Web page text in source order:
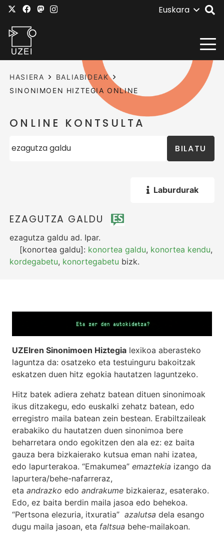
Euskara
HASIERA
BALIABIDEAK
SINONIMOEN HIZTEGIA ONLINE
ONLINE KONTSULTA
BILATU
Laburdurak
EZAGUTZA GALDU
ezagutza galdu ad. Ipar.
[konortea galdu]: konortea galdu, konortea kendu,
kordegabetu, konortegabetu bizk.
UZEIren Sinonimoen Hiztegia lexikoa aberasteko
laguntza da: osatzeko eta testuinguru bakoitzak
eskatzen duen hitz egokia hautatzen laguntzeko.
Hitz batek adiera zehatz batean dituen sinonimoak
ikus ditzakegu, edo euskalki zehatz batean, edo
erregistro maila batean zein bestean. Erabiltzaileak
erabakiko du hautatzen duen sinonimoa bere
beharretara ondo egokitzen den ala ez: ez baita
gauza bera bizkaierako kutsua eman nahi izatea,
edo lapurterakoa. “Emakumea” emaztekia izango da
lapurtera/behe-nafarreraz,
eta andrazko edo andrakume bizkaieraz, esaterako.
Edo, ez baita berdin maila jasoa edo behekoa.
“Pertsona elezuria, itxuratia” azalutsa dela esango
dugu maila jasoan, eta faltsua behe-mailakoan.